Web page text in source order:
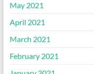
May 2021
April 2021
March 2021
February 2021